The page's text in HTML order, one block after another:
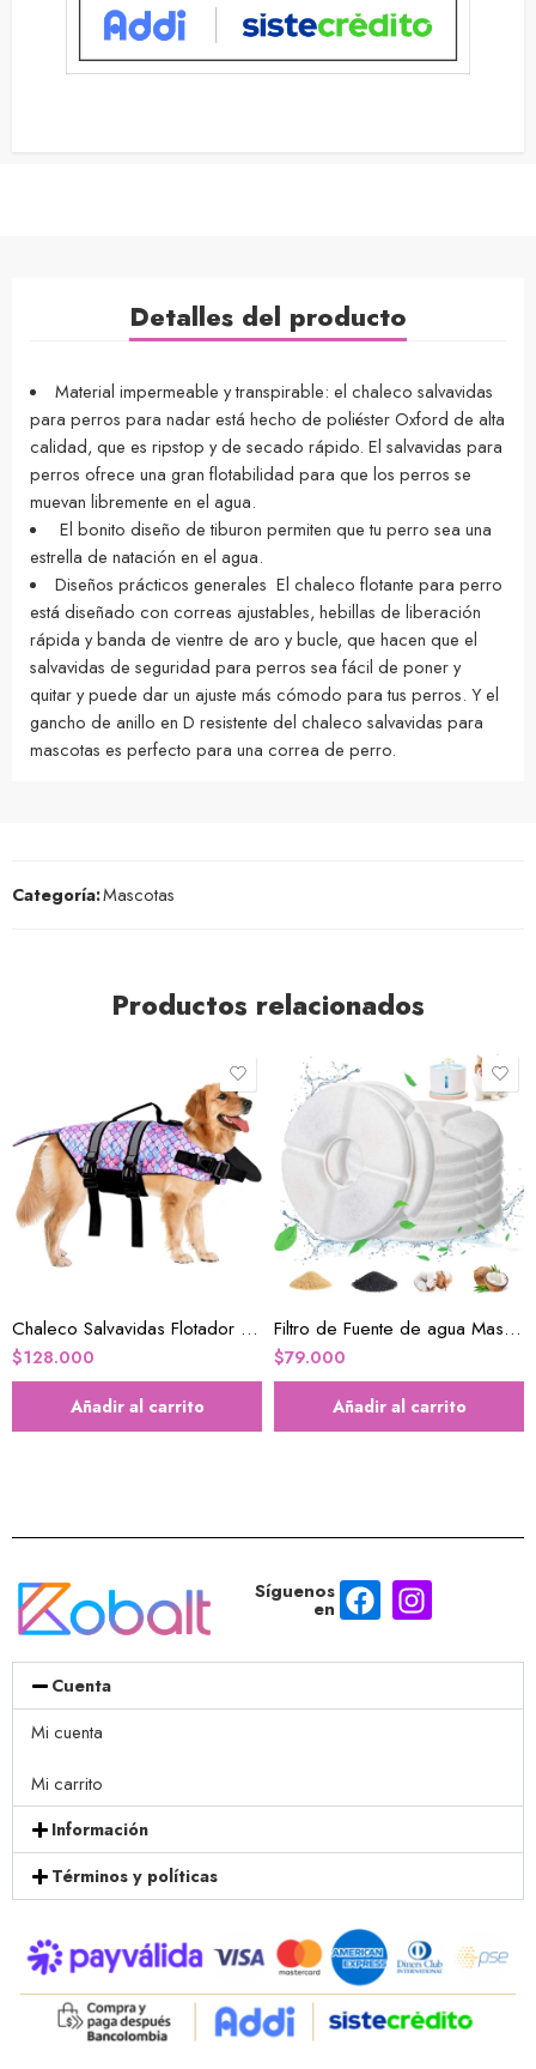
Detalles del producto
Material impermeable y transpirable: el chaleco salvavidas
para perros para nadar está hecho de poliéster Oxford de alta
calidad, que es ripstop y de secado rápido. El salvavidas para
perros ofrece una gran flotabilidad para que los perros se
muevan libremente en el agua.
El bonito diseño de tiburon permiten que tu perro sea una
estrella de natación en el agua.
Diseños prácticos generales El chaleco flotante para perro
está diseñado con correas ajustables, hebillas de liberación
rápida y banda de vientre de aro y bucle, que hacen que el
salvavidas de seguridad para perros sea fácil de poner y
quitar y puede dar un ajuste más cómodo para tus perros. Y el
gancho de anillo en D resistente del chaleco salvavidas para
mascotas es perfecto para una correa de perro.
Categoría:Mascotas
Productos relacionados
Chaleco Salvavidas Flotador Mascotas talla L
$128.000
Añadir al carrito
Filtro de Fuente de agua Mascotas x 12
$79.000
Añadir al carrito
Síguenos
en
Cuenta
Mi cuenta
Mi carrito
Información
Términos y políticas